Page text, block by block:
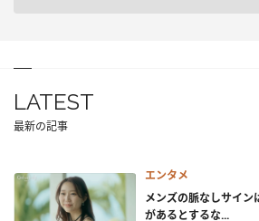
LATEST
最新の記事
エンタメ
メンズの脈なしサイ
があるとするな...